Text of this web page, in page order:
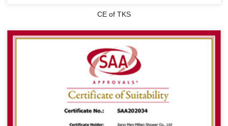
CE of TKS